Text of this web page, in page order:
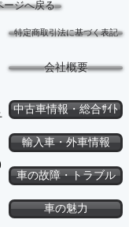
ージへ戻る
特定商取引法に基づく表記
会社概要
中古車情報・総合ｻｲﾄ
輸入車・外車情報
車の故障・トラブル
車の魅力